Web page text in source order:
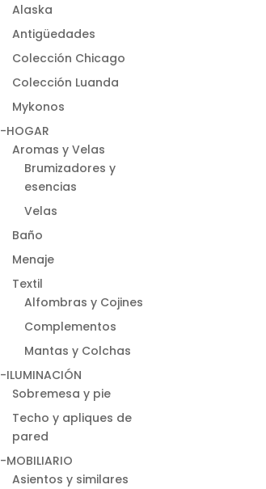
Alaska
Antigüedades
Colección Chicago
Colección Luanda
Mykonos
-HOGAR
Aromas y Velas
Brumizadores y
esencias
Velas
Baño
Menaje
Textil
Alfombras y Cojines
Complementos
Mantas y Colchas
-ILUMINACIÓN
Sobremesa y pie
Techo y apliques de
pared
-MOBILIARIO
Asientos y similares